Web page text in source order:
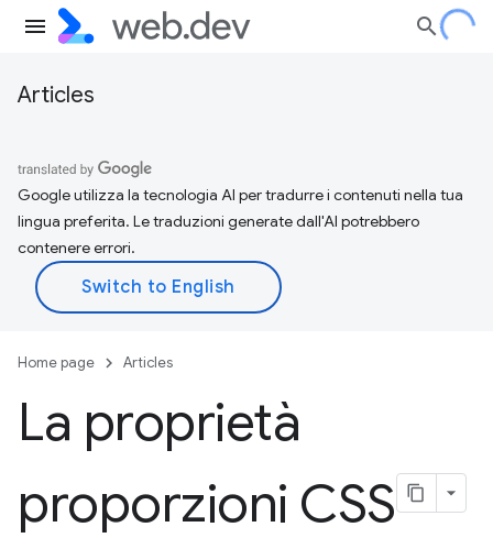
Articles
Google utilizza la tecnologia AI per tradurre i contenuti nella tua
lingua preferita. Le traduzioni generate dall'AI potrebbero
contenere errori.
Home page Articles
La proprietà
proporzioni CSS